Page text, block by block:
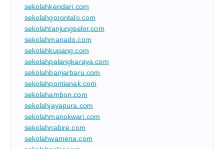
sekolahkendari.com
sekolahgorontalo.com
sekolahtanjungselor.com
sekolahmanado.com
sekolahkupang.com
sekolahpalangkaraya.com
sekolahbanjarbaru.com
sekolahpontianak.com
sekolahambon.com
sekolahjayapura.com
sekolahmanokwari.com
sekolahnabire.com
sekolahwamena.com